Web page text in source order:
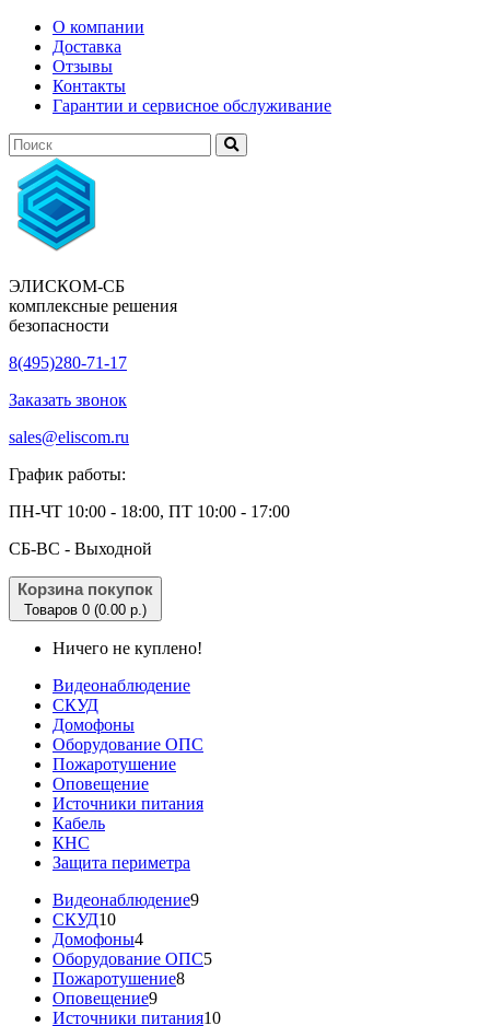
О компании
Доставка
Отзывы
Контакты
Гарантии и сервисное обслуживание
ЭЛИСКОМ-СБ
комплексные решения
безопасности
8(495)280-71-17
Заказать звонок
sales@eliscom.ru
График работы:
ПН-ЧТ 10:00 - 18:00, ПТ 10:00 - 17:00
CБ-ВС - Выходной
Корзина покупок
Товаров 0 (0.00 р.)
Ничего не куплено!
Видеонаблюдение
СКУД
Домофоны
Оборудование ОПС
Пожаротушение
Оповещение
Источники питания
Кабель
КНС
Защита периметра
Видеонаблюдение9
СКУД10
Домофоны4
Оборудование ОПС5
Пожаротушение8
Оповещение9
Источники питания10